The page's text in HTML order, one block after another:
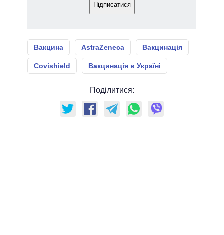
Підписатися
Вакцина AstraZeneca Вакцинація
Covishield Вакцинація в Україні
Поділитися: